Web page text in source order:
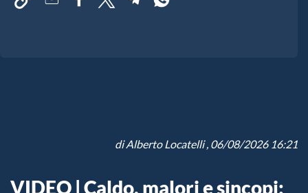
diAlberto Locatelli, 06/08/2026 16:21
VIDEO | Caldo, malori e sincopi: